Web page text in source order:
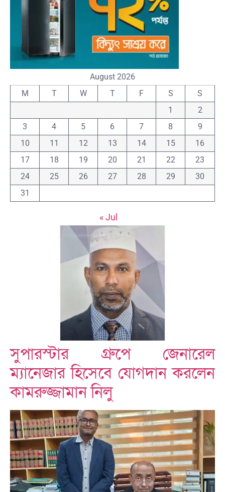
August 2026
M
T W T F S
S
1
2
3
4 5 6 7 8
9
10
11 12 13 14 15
16
17
18 19 20 21 22
23
24
25 26 27 28 29
30
31
« Jul
সুপারস্টার গ্রুপে জেনারেল
ম্যানেজার হিসেবে যোগদান করলেন
কামরুজ্জামান নিলু